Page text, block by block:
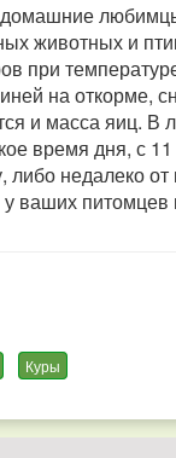
животных и
при
на откорме,
и масса яиц. В
время дня, с
недалеко
ваших
Куры